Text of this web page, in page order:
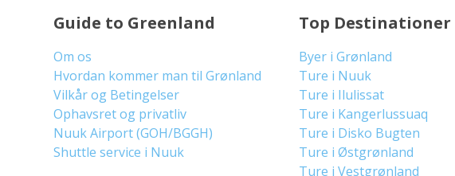
Guide to Greenland
Om os
Hvordan kommer man til Grønland
Vilkår og Betingelser
Ophavsret og privatliv
Nuuk Airport (GOH/BGGH)
Shuttle service i Nuuk
Top Destinationer
Byer i Grønland
Ture i Nuuk
Ture i Ilulissat
Ture i Kangerlussuaq
Ture i Disko Bugten
Ture i Østgrønland
Ture i Vestgrønland